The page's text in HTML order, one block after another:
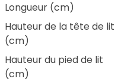
Longueur (cm)
Hauteur de la tête de lit
(cm)
Hauteur du pied de lit
(cm)